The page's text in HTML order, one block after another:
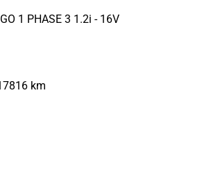
1 PHASE 3 1.2i - 16V
km